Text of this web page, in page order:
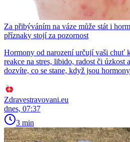
Za přibýváním na váze může stát i
příznaky stojí za pozornost
Hormony od narození určují vaši chuť
reakce na stres, libido, radost či úzkost
dozvíte, co se stane, když jsou
Zdravestravovani.eu
dnes, 07:37
3 min